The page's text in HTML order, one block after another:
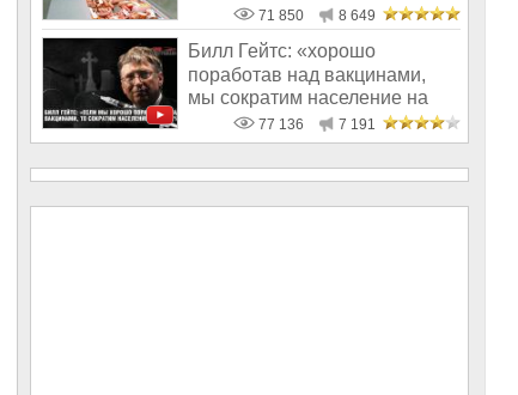
геноциду71 850 8 649
Билл Гейтс: «хорошо
поработав над вакцинами,
мы сократим население на
10-15%»77 136 7 191